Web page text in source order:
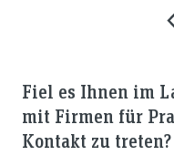
Fiel es Ihnen im
mit Firmen für
Kontakt zu treten?